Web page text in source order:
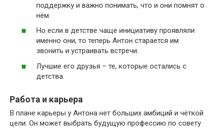
поддержку и важно понимать, что и они помнят о
нём.
Но если в детстве чаще инициативу проявляли
именно они, то теперь Антон старается им
звонить и устраивать встречи.
Лучшие его друзья – те, которые остались с
детства.
Работа и карьера
В плане карьеры у Антона нет больших амбиций и чёткой
цели. Он может выбрать будущую профессию по совету